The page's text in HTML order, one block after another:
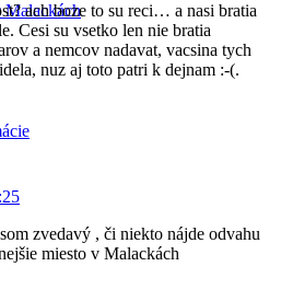
Malackách
ach boze to su reci… a nasi bratia
Cesi su vsetko len nie bratia
a nemcov nadavat, vacsina tych
nuz aj toto patri k dejnam :-(.
zvedavý , či niekto nájde odvahu
miesto v Malackách